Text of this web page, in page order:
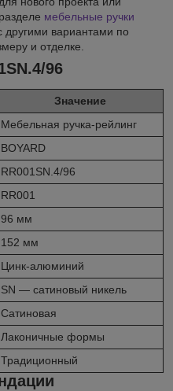
мебельные ручки
другими вариантами по
и отделке.
96
Значение
Мебельная ручка-рейлинг
BOYARD
RR001SN.4/96
RR001
96 мм
152 мм
Цинк-алюминий
SN — сатиновый никель
Сатиновая
Лаконичные формы
Традиционный